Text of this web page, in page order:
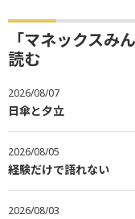
「マネックスみ
読む
2026/08/07
日傘と夕立
2026/08/05
経験だけで語れない
2026/08/03